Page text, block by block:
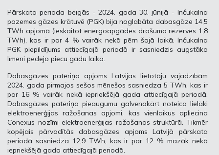
Pārskata perioda beigās - 2024. gada 30. jūnijā - Inčukalna
pazemes gāzes krātuvē (PGK) bija noglabāta dabasgāze 14,5
TWh apjomā (ieskaitot energoapgādes drošuma rezerves 1,8
TWh), kas ir par 4 % vairāk nekā pērn šajā laikā. Inčukalna
PGK piepildījums attiecīgajā periodā ir sasniedzis augstāko
līmeni pēdējo piecu gadu laikā.
Dabasgāzes patēriņa apjoms Latvijas lietotāju vajadzībām
2024. gada pirmajos sešos mēnešos sasniedza 5 TWh, kas ir
par 16 % vairāk nekā iepriekšējā gada attiecīgajā periodā.
Dabasgāzes patēriņa pieaugumu galvenokārt noteica lielāki
elektroenerģijas ražošanas apjomi, kas vienlaikus apliecina
Conexus nozīmi elektroenerģijas ražošanas struktūrā. Tikmēr
kopējais pārvadītās dabasgāzes apjoms Latvijā pārskata
periodā sasniedza 12,9 TWh, kas ir par 12 % mazāk nekā
iepriekšējā gada attiecīgajā periodā.